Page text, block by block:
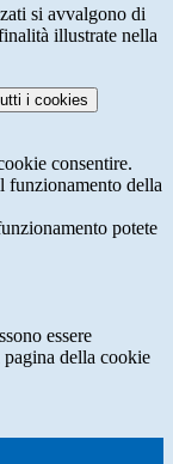
si avvalgono di
illustrate nella
i cookies
consentire.
funzionamento della
potete
essere
della cookie